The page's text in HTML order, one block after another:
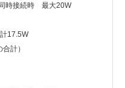
時接続時 最大20W
17.5W
計）